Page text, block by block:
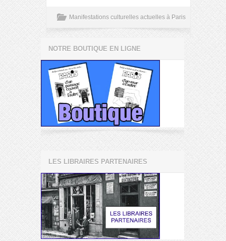
Manifestations culturelles actuelles à Paris
NOTRE BOUTIQUE EN LIGNE
LES LIBRAIRES PARTENAIRES